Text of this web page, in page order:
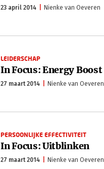
23 april 2014 Nienke van Oeveren
LEIDERSCHAP
In Focus: Energy Boost
27 maart 2014 Nienke van Oeveren
PERSOONLIJKE EFFECTIVITEIT
In Focus: Uitblinken
27 maart 2014 Nienke van Oeveren